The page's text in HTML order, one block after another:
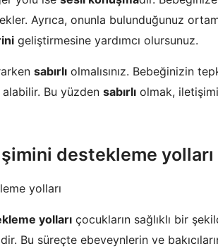
Ayrıca, onunla bulunduğunuz
geliştirmesine yardımcı olursunuz.
sabırlı olmalısınız. Bebeğinizin
Bu yüzden sabırlı olmak,
destekleme yolları
yolları
yolları çocukların sağlıklı bir
Bu süreçte ebeveynlerin ve